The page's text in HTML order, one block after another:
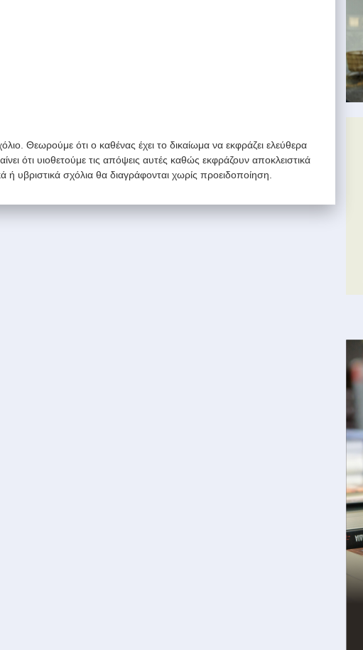
Θεωρούμε ότι ο καθένας έχει το δικαίωμα να εκφράζει ελεύθερα
ότι υιοθετούμε τις απόψεις αυτές καθώς εκφράζουν αποκλειστικά
ή υβριστικά σχόλια θα διαγράφονται χωρίς προειδοποίηση.